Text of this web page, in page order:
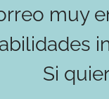
muy
Si